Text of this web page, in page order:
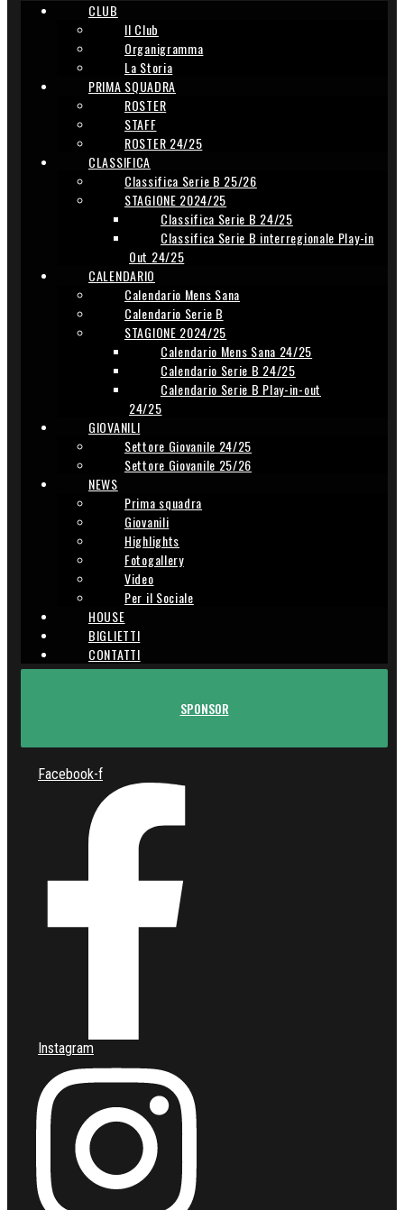
CLUB
Il Club
Organigramma
La Storia
PRIMA SQUADRA
ROSTER
STAFF
ROSTER 24/25
CLASSIFICA
Classifica Serie B 25/26
STAGIONE 2024/25
Classifica Serie B 24/25
Classifica Serie B interregionale Play-in
Out 24/25
CALENDARIO
Calendario Mens Sana
Calendario Serie B
STAGIONE 2024/25
Calendario Mens Sana 24/25
Calendario Serie B 24/25
Calendario Serie B Play-in-out
24/25
GIOVANILI
Settore Giovanile 24/25
Settore Giovanile 25/26
NEWS
Prima squadra
Giovanili
Highlights
Fotogallery
Video
Per il Sociale
HOUSE
BIGLIETTI
CONTATTI
SPONSOR
Facebook-f
Instagram